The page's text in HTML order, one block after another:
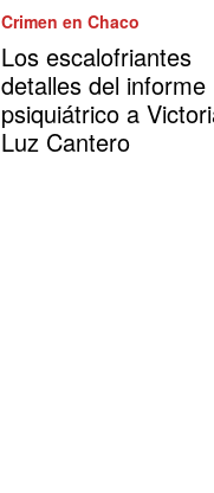
Crimen en Chaco
Los escalofriantes
detalles del informe
psiquiátrico a
Luz Cantero